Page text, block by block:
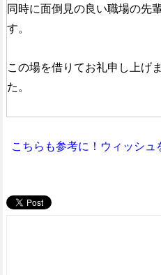
同時に面倒見の良い職場の先
す。
この場を借りてお礼申し上げ
た。
こちらも参考に！ウィッシ